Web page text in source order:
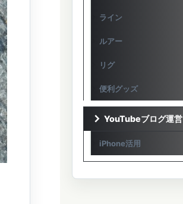
ライン
ルアー
リグ
便利グッズ
YouTubeブログ運営
iPhone活用